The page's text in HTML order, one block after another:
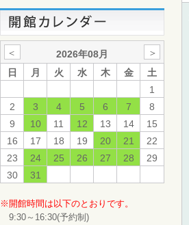
＜ 2026年08月
＞
日
月 火 水 木 金
土
1
2
3 4 5 6 7
8
9
10 11 12 13 14
15
16
17 18 19 20 21
22
23
24 25 26 27 28
29
30
31
※開館時間は以下のとおりです。
9:30～16:30(予約制)